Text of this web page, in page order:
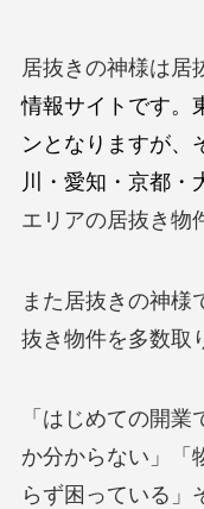
居抜きの神様は居
情報サイトです。
ンとなりますが、
川・愛知・京都・
エリアの居抜き物
また居抜きの神様
抜き物件を多数取
「はじめての開
か分からない」「
らず困っている」